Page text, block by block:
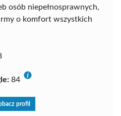
osób niepełnosprawnych,
o komfort wszystkich
84
profil